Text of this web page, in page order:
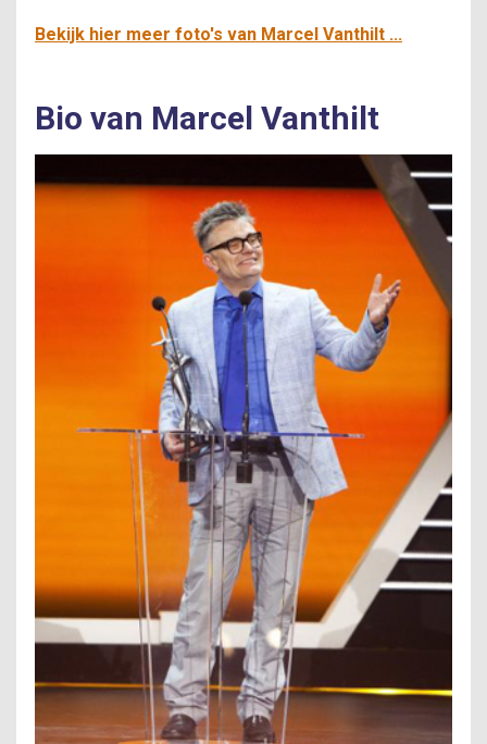
Bekijk hier meer foto's van Marcel Vanthilt ...
Bio van Marcel Vanthilt